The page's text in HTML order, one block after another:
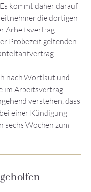
kommt daher darauf
die dortigen
Arbeitsvertrag
Probezeit geltenden
nach Wortlaut und
im Arbeitsvertrag
verstehen, dass
einer Kündigung
sechs Wochen zum